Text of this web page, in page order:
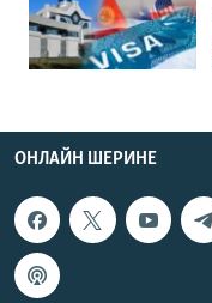
ОНЛАЙН ШЕРИНЕ